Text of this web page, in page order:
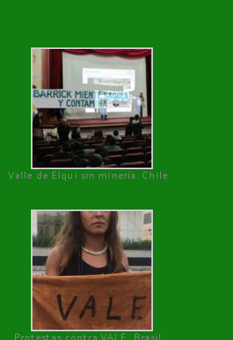
Valle de Elqui sin minería. Chile